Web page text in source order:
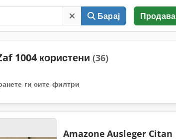
Барај Продава
1004 користени (36)
ги сите филтри
Amazone Ausleger Citan